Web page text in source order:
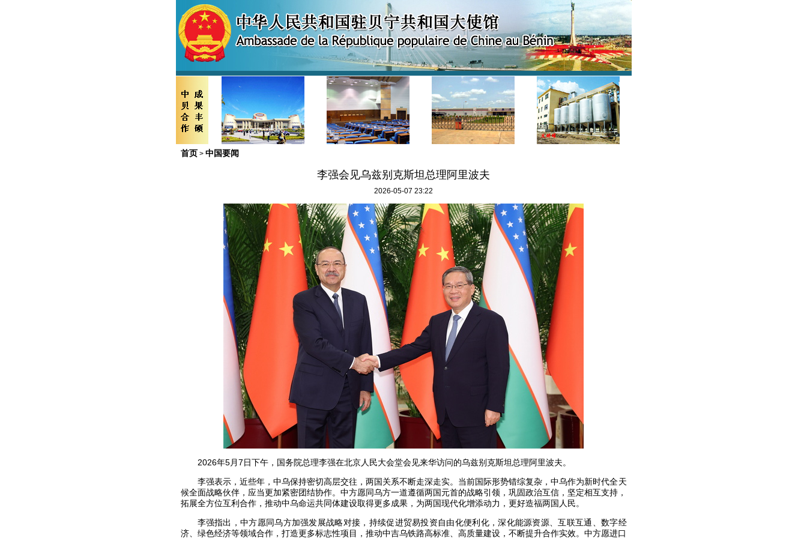
首页 > 中国要闻
李强会见乌兹别克斯坦总理阿里波夫
2026-05-07 23:22
2026年5月7日下午，国务院总理李强在北京人民大会堂会见来华访问的乌兹别克斯坦总理阿里波夫。
李强表示，近些年，中乌保持密切高层交往，两国关系不断走深走实。当前国际形势错综复杂，中乌作为新时代全天
候全面战略伙伴，应当更加紧密团结协作。中方愿同乌方一道遵循两国元首的战略引领，巩固政治互信，坚定相互支持，
拓展全方位互利合作，推动中乌命运共同体建设取得更多成果，为两国现代化增添动力，更好造福两国人民。
李强指出，中方愿同乌方加强发展战略对接，持续促进贸易投资自由化便利化，深化能源资源、互联互通、数字经
济、绿色经济等领域合作，打造更多标志性项目，推动中吉乌铁路高标准、高质量建设，不断提升合作实效。中方愿进口